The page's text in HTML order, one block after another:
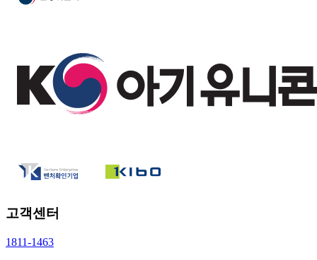
고객센터
1811-1463